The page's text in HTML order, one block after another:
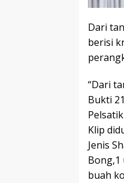
Dari
berisi
“Dari
Bukti
Klip
Jenis
Bong,1
buah